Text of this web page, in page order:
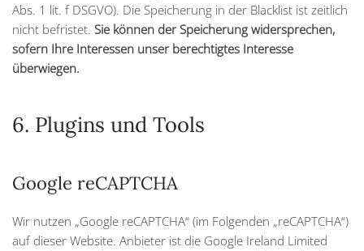
Abs. 1 lit. f DSGVO). Die Speicherung in der Blacklist ist zeitlich
nicht befristet. Sie können der Speicherung widersprechen,
sofern Ihre Interessen unser berechtigtes Interesse
überwiegen.
6. Plugins und Tools
Google reCAPTCHA
Wir nutzen „Google reCAPTCHA“ (im Folgenden „reCAPTCHA“)
auf dieser Website. Anbieter ist die Google Ireland Limited